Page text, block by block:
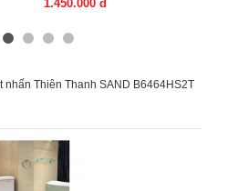
1.450.000 đ
nhấn Thiên Thanh SAND B6464HS2T